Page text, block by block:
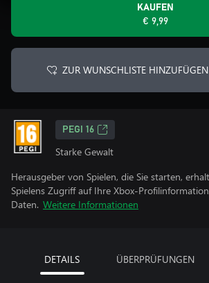
KAUFEN
€ 9,99
ZUR WUNSCHLISTE HINZUFÜGEN
PEGI 16
Starke Gewalt
Herausgeber von Spielen, die Sie starten,
Spielens Zugriff auf Ihre Xbox-
Daten. Weitere Informationen
DETAILS ÜBERPRÜFUNGEN